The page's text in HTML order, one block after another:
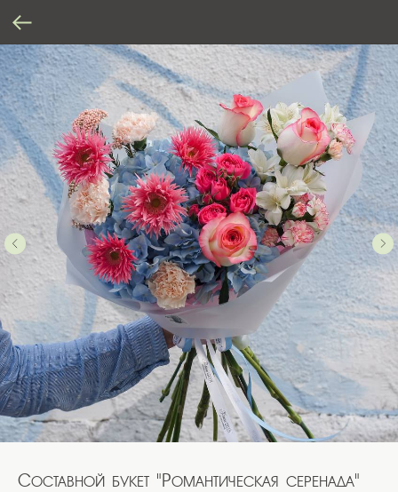
Составной букет "Романтическая серенада"